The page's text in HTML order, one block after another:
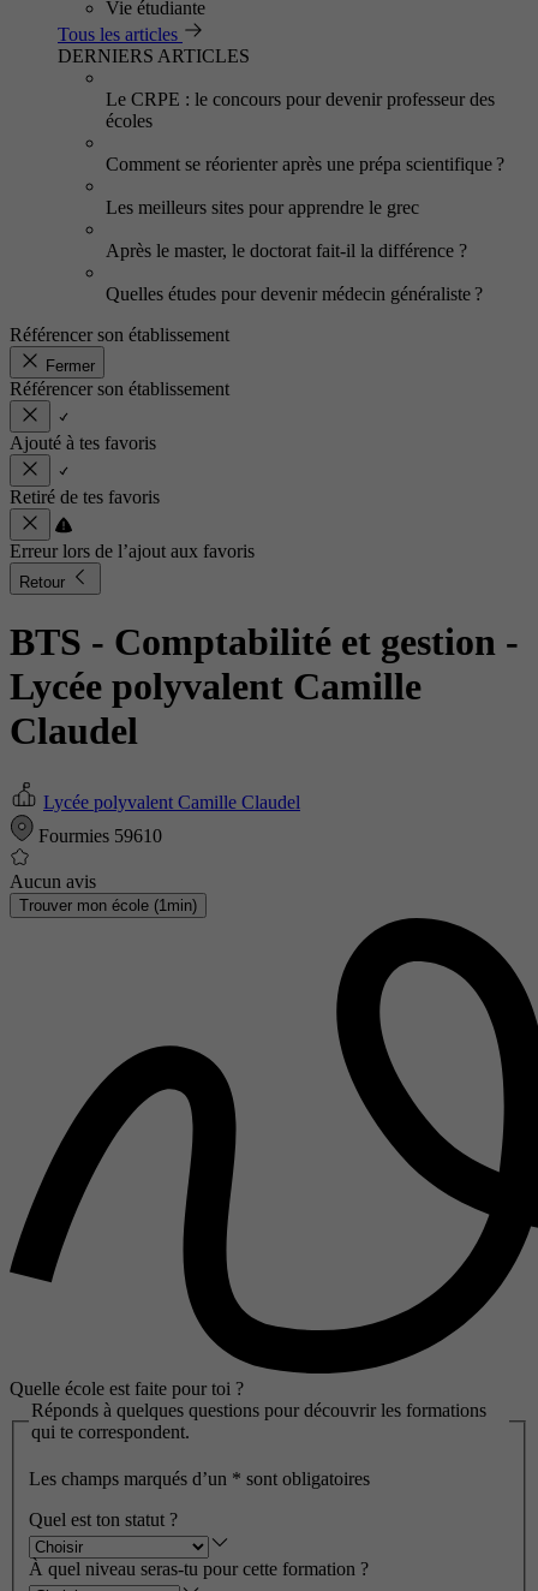
Vie étudiante
Tous les articles
DERNIERS ARTICLES
Le CRPE : le concours pour devenir professeur des
écoles
Comment se réorienter après une prépa scientifique ?
Les meilleurs sites pour apprendre le grec
Après le master, le doctorat fait-il la différence ?
Quelles études pour devenir médecin généraliste ?
Référencer son établissement
Fermer
Référencer son établissement
Ajouté à tes favoris
Retiré de tes favoris
Erreur lors de l’ajout aux favoris
Retour
BTS - Comptabilité et gestion -
Lycée polyvalent Camille
Claudel
Lycée polyvalent Camille Claudel
Fourmies 59610
Aucun avis
Trouver mon école (1min)
Quelle école est faite pour toi ?
Réponds à quelques questions pour découvrir les formations
qui te correspondent.
Les champs marqués d’un * sont obligatoires
Quel est ton statut ?
À quel niveau seras-tu pour cette formation ?